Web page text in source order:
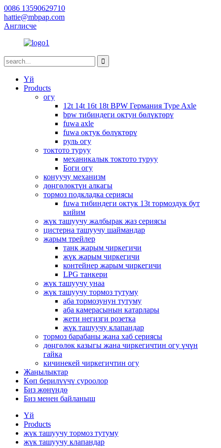
0086 13590629710
hattie@mbpap.com
Англисче
Үй
Products
огу
12t 14t 16t 18t BPW Германия Type Axle
bpw тибиндеги октун бөлүктөрү
fuwa axle
fuwa октук бөлүктөрү
руль огу
токтото туруу
механикалык токтото туруу
Боги огу
конуучу механизм
дөңгөлөктүн алкагы
тормоз подкладка сериясы
fuwa тибиндеги октук 13t тормоздук бут
кийим
жүк ташуучу жалбырак жаз сериясы
цистерна ташуучу шаймандар
жарым трейлер
танк жарым чиркегичи
жүк жарым чиркегичи
контейнер жарым чиркегичи
LPG танкери
жүк ташуучу унаа
жүк ташуучу тормоз тутуму
аба тормозунун тутуму
аба камерасынын катарлары
жети негизги розетка
жүк ташуучу клапандар
тормоз барабаны жана хаб сериясы
дөңгөлөк казыгы жана чиркегичтин огу үчүн
гайка
кичинекей чиркегичтин огу
Жаңылыктар
Көп берилүүчү суроолор
Биз жөнүндө
Биз менен байланыш
Үй
Products
жүк ташуучу тормоз тутуму
жүк ташуучу клапандар